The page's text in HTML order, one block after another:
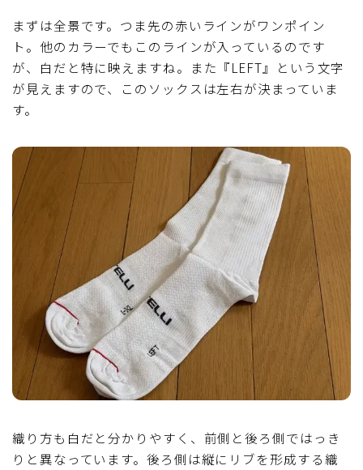
まずは全景です。つま先の赤いラインがワンポイン
ト。他のカラーでもこのラインが入っているのです
が、白だと特に映えますね。また『LEFT』という文字
が見えますので、このソックスは左右が決まっていま
す。
織り方も白だと分かりやすく、前側と後ろ側ではっき
りと異なっています。後ろ側は縦にリブを形成する織